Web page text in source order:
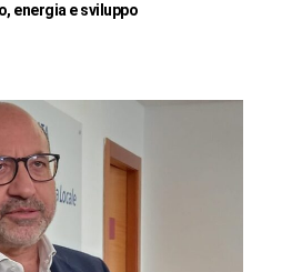
energia e sviluppo